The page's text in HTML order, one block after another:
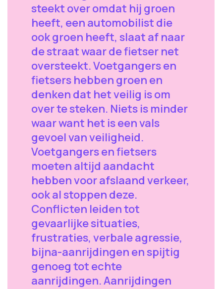
steekt over omdat hij groen
heeft, een automobilist die
ook groen heeft, slaat af naar
de straat waar de fietser net
oversteekt. Voetgangers en
fietsers hebben groen en
denken dat het veilig is om
over te steken. Niets is minder
waar want het is een vals
gevoel van veiligheid.
Voetgangers en fietsers
moeten altijd aandacht
hebben voor afslaand verkeer,
ook al stoppen deze.
Conflicten leiden tot
gevaarlijke situaties,
frustraties, verbale agressie,
bijna-aanrijdingen en spijtig
genoeg tot echte
aanrijdingen. Aanrijdingen